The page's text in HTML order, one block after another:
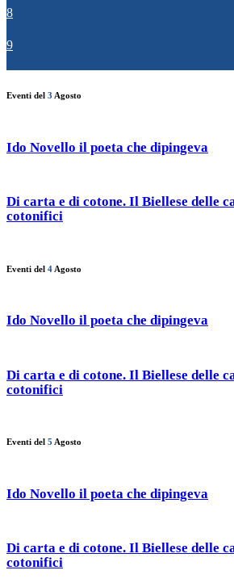
8
9
Eventi del 3 Agosto
Ido Novello il poeta che dipingeva
Di carta e di cotone. Il Biellese delle
cotonifici
Eventi del 4 Agosto
Ido Novello il poeta che dipingeva
Di carta e di cotone. Il Biellese delle
cotonifici
Eventi del 5 Agosto
Ido Novello il poeta che dipingeva
Di carta e di cotone. Il Biellese delle
cotonifici